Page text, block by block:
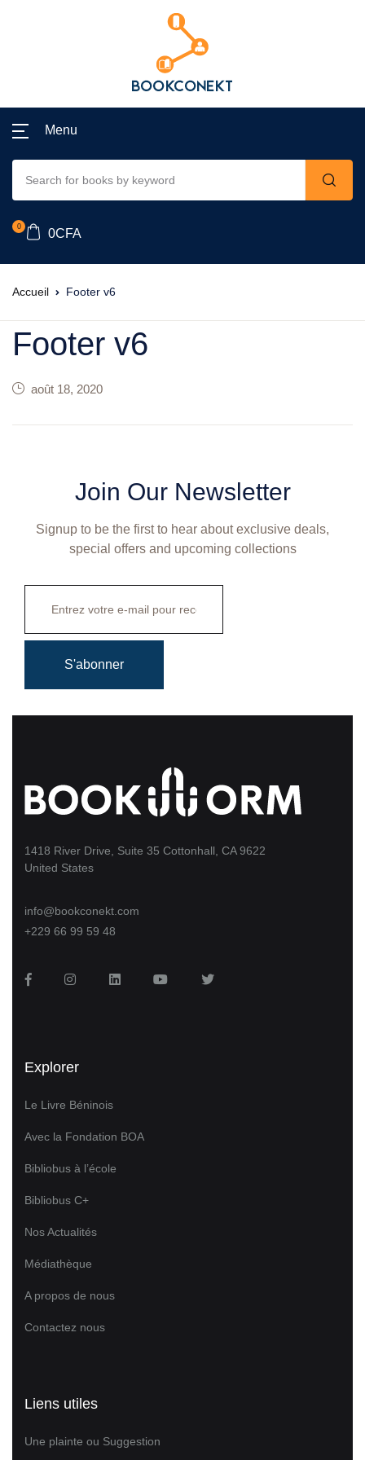
Menu
0
0CFA
Accueil Footer v6
Footer v6
août 18, 2020
Join Our Newsletter
Signup to be the first to hear about exclusive deals,
special offers and upcoming collections
S'abonner
1418 River Drive, Suite 35 Cottonhall, CA 9622
United States
info@bookconekt.com
+229 66 99 59 48
FacebookInstagramLinkedInYou TubeTwitter
Explorer
Le Livre Béninois
Avec la Fondation BOA
Bibliobus à l’école
Bibliobus C+
Nos Actualités
Médiathèque
A propos de nous
Contactez nous
Liens utiles
Une plainte ou Suggestion